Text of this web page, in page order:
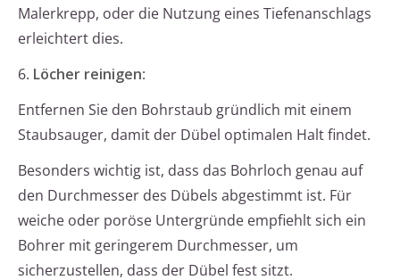
Malerkrepp, oder die Nutzung eines Tiefenanschlags
erleichtert dies.
6. Löcher reinigen:
Entfernen Sie den Bohrstaub gründlich mit einem
Staubsauger, damit der Dübel optimalen Halt findet.
Besonders wichtig ist, dass das Bohrloch genau auf
den Durchmesser des Dübels abgestimmt ist. Für
weiche oder poröse Untergründe empfiehlt sich ein
Bohrer mit geringerem Durchmesser, um
sicherzustellen, dass der Dübel fest sitzt.